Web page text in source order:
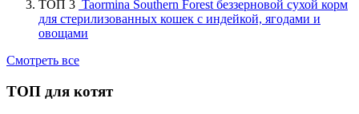
ТОП 3 Taormina Southern Forest беззерновой сухой корм
для стерилизованных кошек с индейкой, ягодами и
овощами
Смотреть все
ТОП для котят